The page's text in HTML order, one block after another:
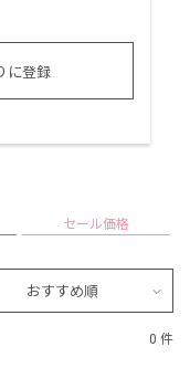
に登録
セール価格
おすすめ順
0 件